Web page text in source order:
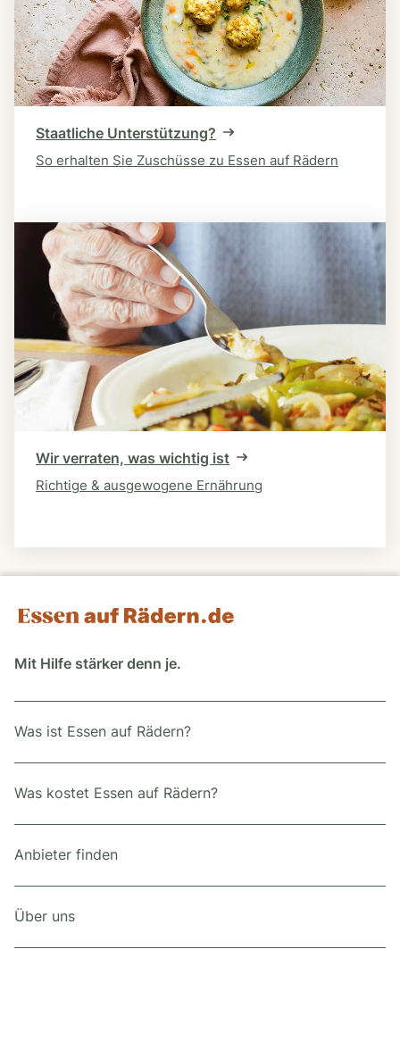
Staatliche Unterstützung?
So erhalten Sie Zuschüsse zu Essen auf Rädern
Wir verraten, was wichtig ist
Richtige & ausgewogene Ernährung
Mit Hilfe stärker denn je.
Was ist Essen auf Rädern?
Was kostet Essen auf Rädern?
Anbieter finden
Über uns